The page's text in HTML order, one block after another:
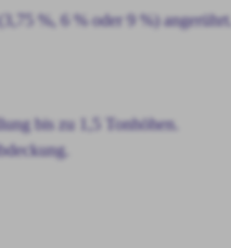
%, 6 % oder 9 %) angerührt.
bis zu 1,5 Tonhöhen.